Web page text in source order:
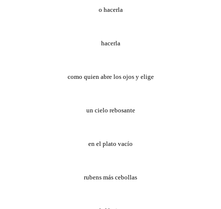
o hacerla
hacerla
como quien abre los ojos y elige
un cielo rebosante
en el plato vacío
rubens más cebollas